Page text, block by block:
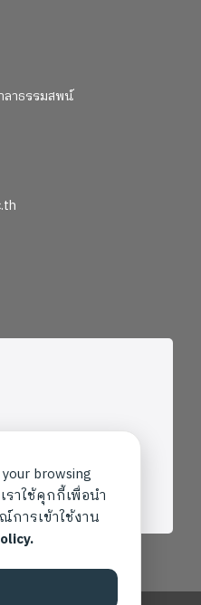
าธรรมสพน์
browsing
ราใช้คุกกี้เพื่อนำ
ารเข้าใช้งาน